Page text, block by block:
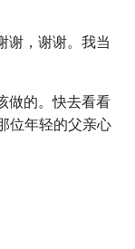
谢，谢谢。我当
做的。快去看看
位年轻的父亲心